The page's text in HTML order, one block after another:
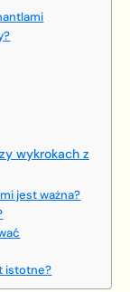
wykrokach z
jest ważna?
istotne?